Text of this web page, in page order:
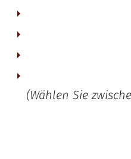
(Wählen Sie